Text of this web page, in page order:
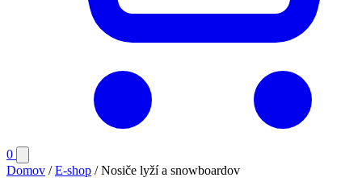
0Počet
položiek
menu
Domov / E-shop / Nosiče lyží a snowboardov